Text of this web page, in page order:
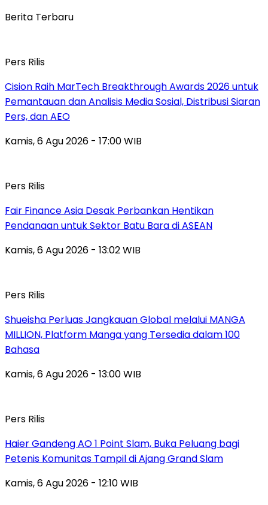
Berita Terbaru
Pers Rilis
Cision Raih MarTech Breakthrough Awards 2026 untuk
Pemantauan dan Analisis Media Sosial, Distribusi Siaran
Pers, dan AEO
Kamis, 6 Agu 2026 - 17:00 WIB
Pers Rilis
Fair Finance Asia Desak Perbankan Hentikan
Pendanaan untuk Sektor Batu Bara di ASEAN
Kamis, 6 Agu 2026 - 13:02 WIB
Pers Rilis
Shueisha Perluas Jangkauan Global melalui MANGA
MILLION, Platform Manga yang Tersedia dalam 100
Bahasa
Kamis, 6 Agu 2026 - 13:00 WIB
Pers Rilis
Haier Gandeng AO 1 Point Slam, Buka Peluang bagi
Petenis Komunitas Tampil di Ajang Grand Slam
Kamis, 6 Agu 2026 - 12:10 WIB